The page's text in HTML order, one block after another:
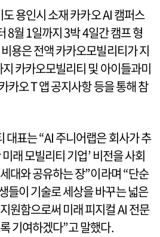
용인시 소재 카카오 AI 캠퍼스
8월 1일까지 3박 4일간 캠프 형
용은 전액 카카오모빌리티가 지
카카오모빌리티 및 아이들과미
카오 T 앱 공지사항 등을 통해 참
대표는 “AI 주니어랩은 회사가 추
래 모빌리티 기업’ 비전을 사회
대와 공유하는 장”이라며 “단순
들이 기술로 세상을 바꾸는 넓은
원함으로써 미래 피지컬 AI 전문
기여하겠다”고 말했다.